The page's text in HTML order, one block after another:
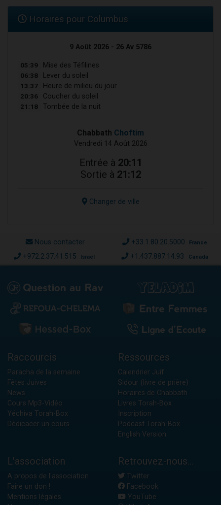
Horaires pour Columbus
9 Août 2026 - 26 Av 5786
05:39 Mise des Téfilines
06:38 Lever du soleil
13:37 Heure de milieu du jour
20:36 Coucher du soleil
21:18 Tombée de la nuit
Chabbath Choftim
Vendredi 14 Août 2026
Entrée à 20:11
Sortie à 21:12
Changer de ville
Nous contacter +33.1.80.20.5000 France
+972.2.37.41.515 Israël +1.437.887.14.93 Canada
Raccourcis
Paracha de la semaine
Fêtes Juives
News
Cours Mp3-Vidéo
Yéchiva Torah-Box
Dédicacer un cours
Ressources
Calendrier Juif
Sidour (livre de prière)
Horaires de Chabbath
Livres Torah-Box
Inscription
Podcast Torah-Box
English Version
L'association
A propos de l'association
Faire un don !
Mentions légales
Retrouvez-nous...
Twitter
Facebook
YouTube